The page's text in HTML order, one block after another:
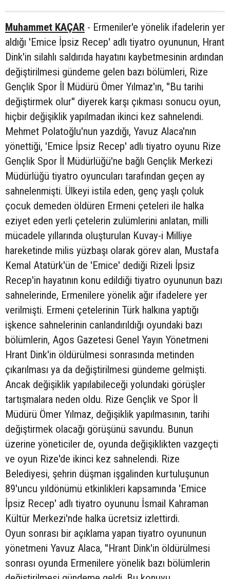
Muhammet KAÇAR - Ermeniler'e yönelik ifadelerin yer
aldığı 'Emice İpsiz Recep' adlı tiyatro oyununun, Hrant
Dink'in silahlı saldırıda hayatını kaybetmesinin ardından
değiştirilmesi gündeme gelen bazı bölümleri, Rize
Gençlik Spor İl Müdürü Ömer Yılmaz'ın, ''Bu tarihi
değiştirmek olur'' diyerek karşı çıkması sonucu oyun,
hiçbir değişiklik yapılmadan ikinci kez sahnelendi.
Mehmet Polatoğlu'nun yazdığı, Yavuz Alaca'nın
yönettiği, 'Emice İpsiz Recep' adlı tiyatro oyunu Rize
Gençlik Spor İl Müdürlüğü'ne bağlı Gençlik Merkezi
Müdürlüğü tiyatro oyuncuları tarafından geçen ay
sahnelenmişti. Ülkeyi istila eden, genç yaşlı çoluk
çocuk demeden öldüren Ermeni çeteleri ile halka
eziyet eden yerli çetelerin zulümlerini anlatan, milli
mücadele yıllarında oluşturulan Kuvay-i Milliye
hareketinde milis yüzbaşı olarak görev alan, Mustafa
Kemal Atatürk'ün de 'Emice' dediği Rizeli İpsiz
Recep'in hayatının konu edildiği tiyatro oyununun bazı
sahnelerinde, Ermenilere yönelik ağır ifadelere yer
verilmişti. Ermeni çetelerinin Türk halkına yaptığı
işkence sahnelerinin canlandırıldığı oyundaki bazı
bölümlerin, Agos Gazetesi Genel Yayın Yönetmeni
Hrant Dink'in öldürülmesi sonrasında metinden
çıkarılması ya da değiştirilmesi gündeme gelmişti.
Ancak değişiklik yapılabileceği yolundaki görüşler
tartışmalara neden oldu. Rize Gençlik ve Spor İl
Müdürü Ömer Yılmaz, değişiklik yapılmasının, tarihi
değiştirmek olacağı görüşünü savundu. Bunun
üzerine yöneticiler de, oyunda değişiklikten vazgeçti
ve oyun Rize'de ikinci kez sahnelendi. Rize
Belediyesi, şehrin düşman işgalinden kurtuluşunun
89'uncu yıldönümü etkinlikleri kapsamında 'Emice
İpsiz Recep' adlı tiyatro oyununu İsmail Kahraman
Kültür Merkezi'nde halka ücretsiz izlettirdi.
Oyun sonrası bir açıklama yapan tiyatro oyununun
yönetmeni Yavuz Alaca, ''Hrant Dink'in öldürülmesi
sonrası oyunda Ermenilere yönelik bazı bölümlerin